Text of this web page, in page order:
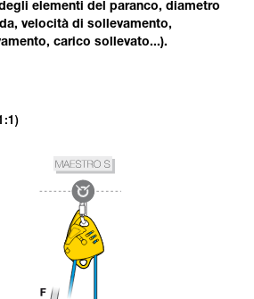
elementi del paranco, diametro
velocità di sollevamento,
carico sollevato...).